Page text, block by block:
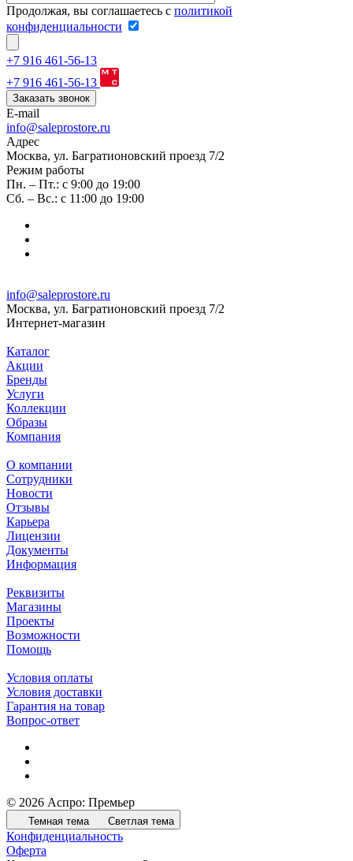
Продолжая, вы соглашаетесь с политикой
конфиденциальности
+7 916 461-56-13
+7 916 461-56-13
Заказать звонок
E-mail
info@saleprostore.ru
Адрес
Москва, ул. Багратионовский проезд 7/2
Режим работы
Пн. – Пт.: с 9:00 до 19:00
Сб. – Вс.: с 11:00 до 19:00
info@saleprostore.ru
Москва, ул. Багратионовский проезд 7/2
Интернет-магазин
Каталог
Акции
Бренды
Услуги
Коллекции
Образы
Компания
О компании
Сотрудники
Новости
Отзывы
Карьера
Лицензии
Документы
Информация
Реквизиты
Магазины
Проекты
Возможности
Помощь
Условия оплаты
Условия доставки
Гарантия на товар
Вопрос-ответ
© 2026 Аспро: Премьер
Темная тема Светлая тема
Конфиденциальность
Оферта